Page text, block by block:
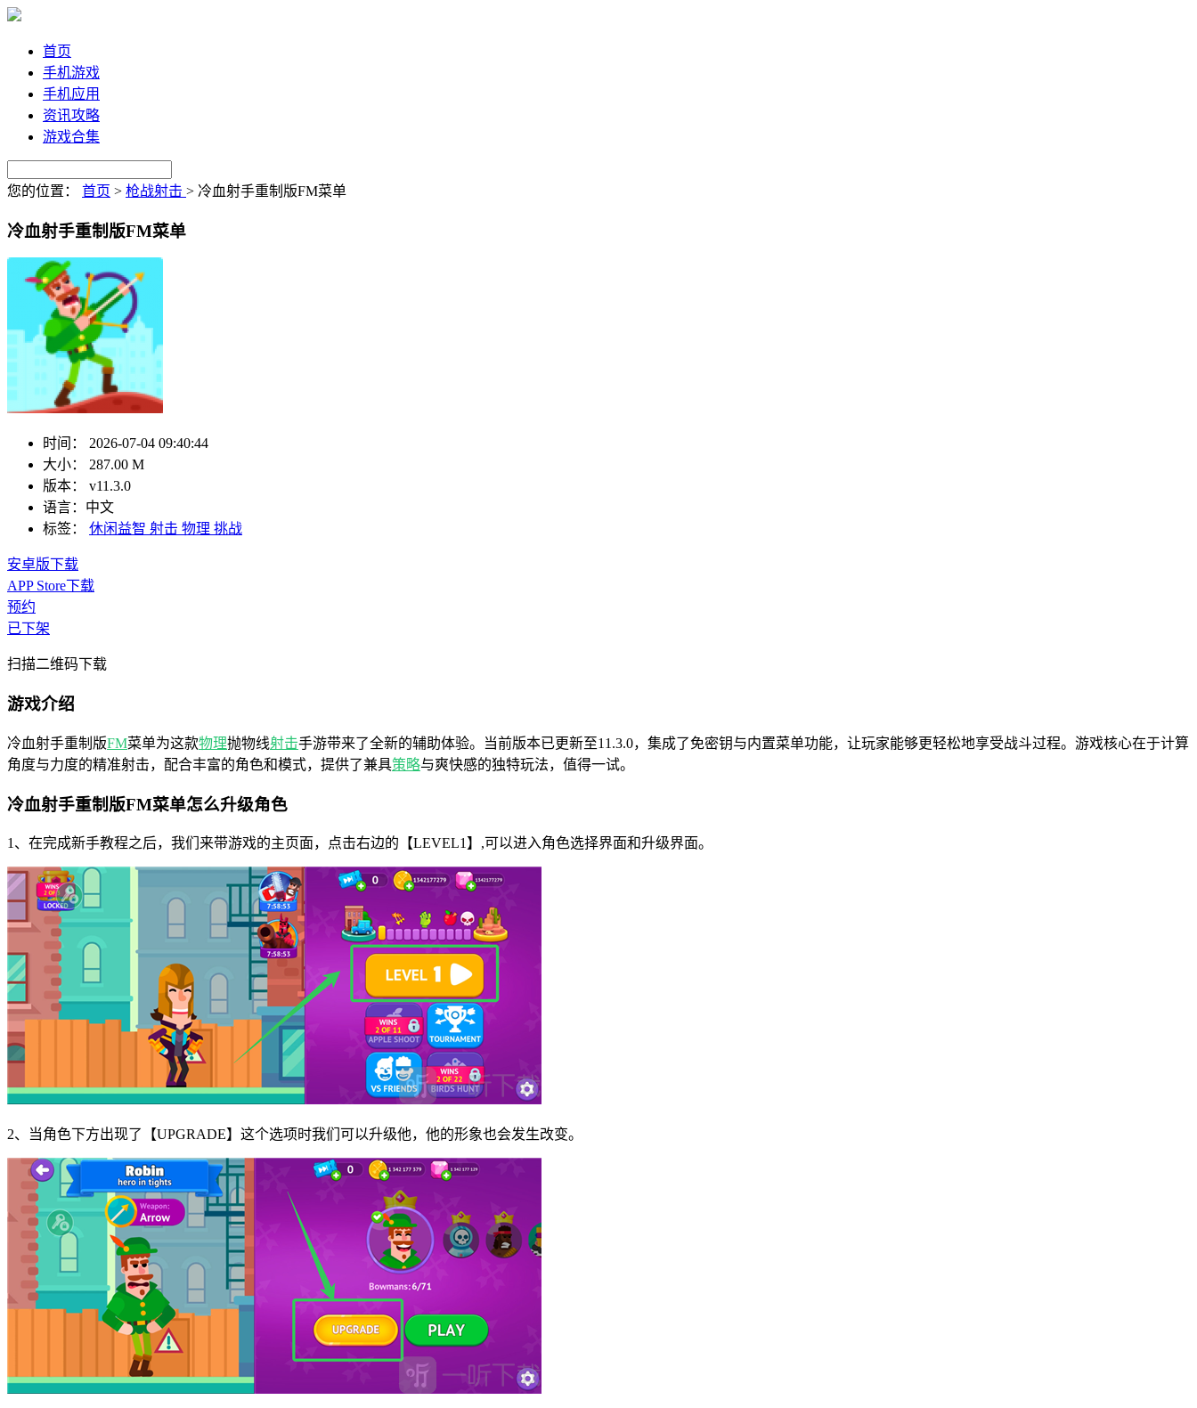
首页
手机游戏
手机应用
资讯攻略
游戏合集
您的位置： 首页 > 枪战射击 > 冷血射手重制版FM菜单
冷血射手重制版FM菜单
时间：
2026-07-04 09:40:44
大小：
287.00 M
版本：
v11.3.0
语言： 中文
标签：
休闲益智 射击 物理 挑战
安卓版下载
APP Store下载
预约
已下架
扫描二维码下载
游戏介绍
冷血射手重制版FM菜单为这款物理抛物线射击手游带来了全新的辅助体验。当前版本已更新至11.3.0，集成了免密钥与内置菜单功能，让玩家能够更轻松地享受战斗过程。游戏核心在于计算
角度与力度的精准射击，配合丰富的角色和模式，提供了兼具策略与爽快感的独特玩法，值得一试。
冷血射手重制版FM菜单怎么升级角色
1、在完成新手教程之后，我们来带游戏的主页面，点击右边的【LEVEL1】,可以进入角色选择界面和升级界面。
2、当角色下方出现了【UPGRADE】这个选项时我们可以升级他，他的形象也会发生改变。